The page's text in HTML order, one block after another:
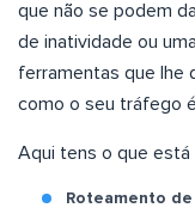
que não se podem
de inatividade ou
ferramentas que lhe
como o seu tráfego
Aqui tens o que está
Roteamento